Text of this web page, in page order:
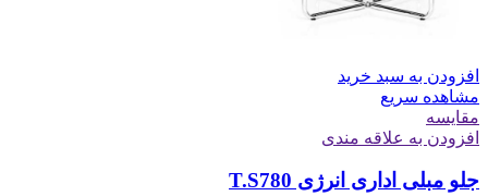
افزودن به سبد خرید
مشاهده سریع
مقایسه
افزودن به علاقه مندی
جلو مبلی اداری انرژی T.S780